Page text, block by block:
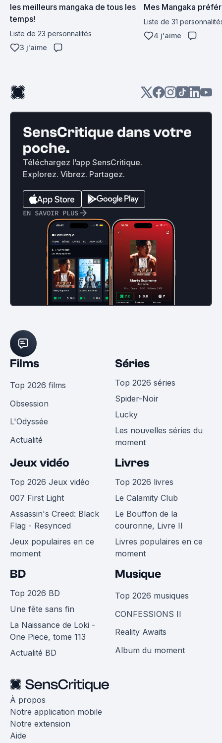
les meilleurs mangaka de tous les
temps!
Liste de 23 personnalités
3 j'aime
Mes Mangaka
Liste de 31
4 j'aime
SensCritique dans votre
poche.
Téléchargez l’app SensCritique.
Explorez. Vibrez. Partagez.
EN SAVOIR PLUS
Films
Top 2026 films
Obsession
L'Odyssée
Actualité
Séries
Top 2026 séries
Spider-Noir
Lucky
Les nouvelles séries du
moment
Jeux vidéo
Top 2026 Jeux vidéo
007 First Light
Assassin's Creed: Black
Flag - Resynced
Jeux populaires en ce
moment
Livres
Top 2026 livres
Le Calamity Club
Le Bouffon de la
couronne, Livre II
Livres populaires en ce
moment
BD
Top 2026 BD
Une fête sans fin
La Naissance de Loki -
One Piece, tome 113
Actualité BD
Musique
Top 2026 musiques
CONFESSIONS II
Reality Awaits
Album du moment
À propos
Notre application mobile
Notre extension
Aide